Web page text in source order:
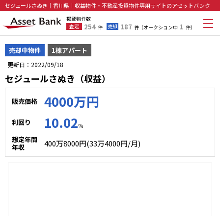
セジュールさぬき｜香川県｜収益物件・不動産投資物件専用サイトのアセットバンク
掲載物件数
査定
254 件 売却 187 件（オークション中 1 件）
売却中物件 1棟アパート
更新日：2022/09/18
セジュールさぬき（収益）
販売価格 4000万円
利回り 10.02%
想定年間
年収
400万8000円(33万4000円/月)